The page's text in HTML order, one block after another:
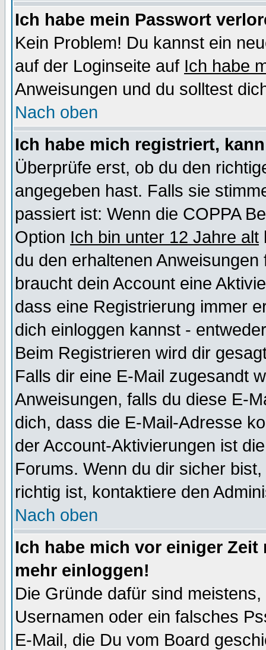
Ich habe mein Passwort
Kein Problem! Du kannst ein
auf der Loginseite auf Ich habe
Anweisungen und du solltest
Nach oben
Ich habe mich registriert,
Überprüfe erst, ob du den
angegeben hast. Falls sie
passiert ist: Wenn die COPPA
Option Ich bin unter 12 Jahre alt
du den erhaltenen
braucht dein Account eine
dass eine Registrierung immer
dich einloggen kannst -
Beim Registrieren wird dir
Falls dir eine E-Mail zugesandt
Anweisungen, falls du diese E-
dich, dass die E-Mail-Adresse
der Account-Aktivierungen ist
Forums. Wenn du dir sicher
richtig ist, kontaktiere den
Nach oben
Ich habe mich vor einiger
mehr einloggen!
Die Gründe dafür sind
Usernamen oder ein falsches
E-Mail, die Du vom Board